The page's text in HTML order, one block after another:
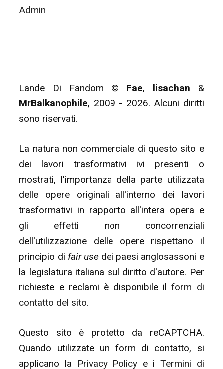
Admin
Lande Di Fandom © Fae, lisachan &
MrBalkanophile, 2009 - 2026. Alcuni diritti
sono riservati.
La natura non commerciale di questo sito e
dei lavori trasformativi ivi presenti o
mostrati, l'importanza della parte utilizzata
delle opere originali all'interno dei lavori
trasformativi in rapporto all'intera opera e
gli effetti non concorrenziali
dell'utilizzazione delle opere rispettano il
principio di fair usedei paesi anglosassoni e
la legislatura italiana sul diritto d'autore. Per
richieste e reclami è disponibile ilform di
contatto del sito.
Questo sito è protetto da reCAPTCHA.
Quando utilizzate un form di contatto, si
applicano la
Privacy Policy e iTermini di